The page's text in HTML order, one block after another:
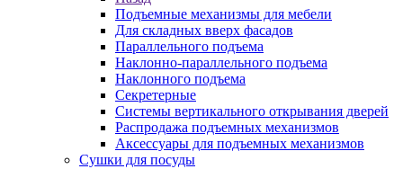
Подъемные механизмы для мебели
Для складных вверх фасадов
Параллельного подъема
Наклонно-параллельного подъема
Наклонного подъема
Секретерные
Системы вертикального открывания дверей
Распродажа подъемных механизмов
Аксессуары для подъемных механизмов
Сушки для посуды